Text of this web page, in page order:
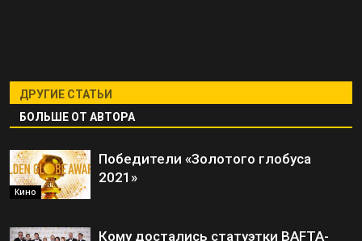
ДРУГИЕ СТАТЬИ
БОЛЬШЕ ОТ АВТОРА
Кино
Победители «Золотого глобуса
2021»
Кому достались статуэтки BAFTA-